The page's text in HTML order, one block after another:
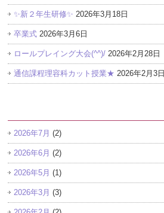
✨新２年生研修✨ 2026年3月18日
卒業式 2026年3月6日
ロールプレイング大会(^^)/ 2026年2月28日
通信課程理容科カット授業★ 2026年2月3日
2026年7月 (2)
2026年6月 (2)
2026年5月 (1)
2026年3月 (3)